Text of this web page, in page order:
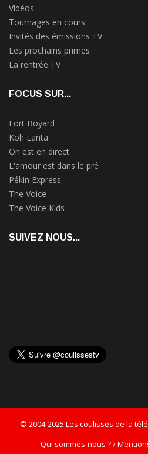
Vidéos
Tournages en cours
Invités des émissions TV
Les prochains primes
La rentrée TV
FOCUS SUR...
Fort Boyard
Koh Lanta
On est en direct
L'amour est dans le pré
Pékin Express
The Voice
The Voice Kids
SUIVEZ NOUS...
© 2004-2025 Les coulisses de la
Qui sommes-nous ? /